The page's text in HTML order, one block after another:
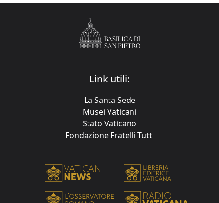
Link utili:
La Santa Sede
Musei Vaticani
Stato Vaticano
Fondazione Fratelli Tutti